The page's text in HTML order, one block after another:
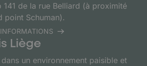
141 de la rue Belliard (à proximité
point Schuman).
Liège
un environnement paisible et